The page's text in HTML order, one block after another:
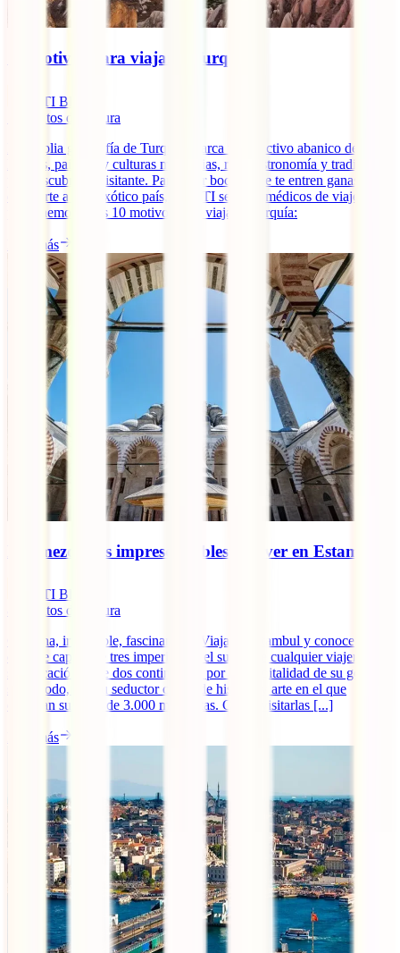
10 motivos para viajar a Turquía
IATI Blog
minutos de lectura
La amplia geografía de Turquía abarca un atractivo abanico de
lugares, paisajes y culturas milenarias, rica gastronomía y tradiciones
por descubrir al visitante. Para abrir boca y que te entren ganas de
escaparte a este exótico país, en IATI seguros médicos de viaje te
proponemos estos 10 motivos para viajar a Turquía:
Leer más
Las mezquitas imprescindibles que ver en Estambul
IATI Blog
minutos de lectura
Genuina, irrepetible, fascinante… Viajar a Estambul y conocer la
que fue capital de tres imperios, es el sueño de cualquier viajero. Por
su ubicación entre dos continentes, por la hospitalidad de su gente y,
sobre todo, por su seductor cóctel de historia y arte en el que
destacan sus más de 3.000 mezquitas. Como visitarlas [...]
Leer más